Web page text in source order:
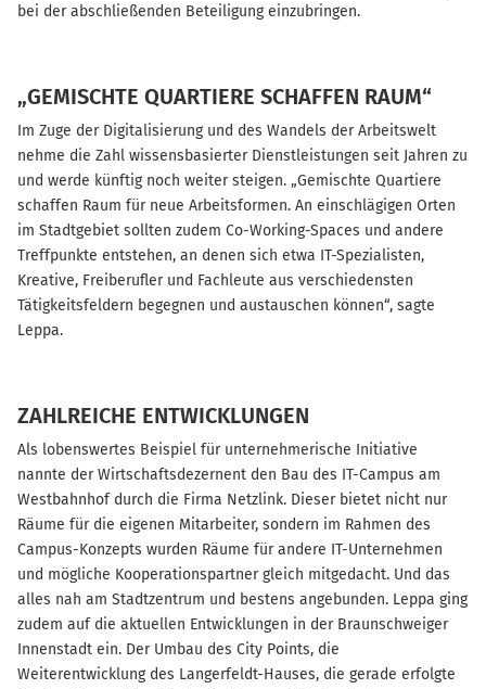
bei der abschließenden Beteiligung einzubringen.
„GEMISCHTE QUARTIERE SCHAFFEN RAUM“
Im Zuge der Digitalisierung und des Wandels der Arbeitswelt
nehme die Zahl wissensbasierter Dienstleistungen seit Jahren zu
und werde künftig noch weiter steigen. „Gemischte Quartiere
schaffen Raum für neue Arbeitsformen. An einschlägigen Orten
im Stadtgebiet sollten zudem Co-Working-Spaces und andere
Treffpunkte entstehen, an denen sich etwa IT-Spezialisten,
Kreative, Freiberufler und Fachleute aus verschiedensten
Tätigkeitsfeldern begegnen und austauschen können“, sagte
Leppa.
ZAHLREICHE ENTWICKLUNGEN
Als lobenswertes Beispiel für unternehmerische Initiative
nannte der Wirtschaftsdezernent den Bau des IT-Campus am
Westbahnhof durch die Firma Netzlink. Dieser bietet nicht nur
Räume für die eigenen Mitarbeiter, sondern im Rahmen des
Campus-Konzepts wurden Räume für andere IT-Unternehmen
und mögliche Kooperationspartner gleich mitgedacht. Und das
alles nah am Stadtzentrum und bestens angebunden. Leppa ging
zudem auf die aktuellen Entwicklungen in der Braunschweiger
Innenstadt ein. Der Umbau des City Points, die
Weiterentwicklung des Langerfeldt-Hauses, die gerade erfolgte